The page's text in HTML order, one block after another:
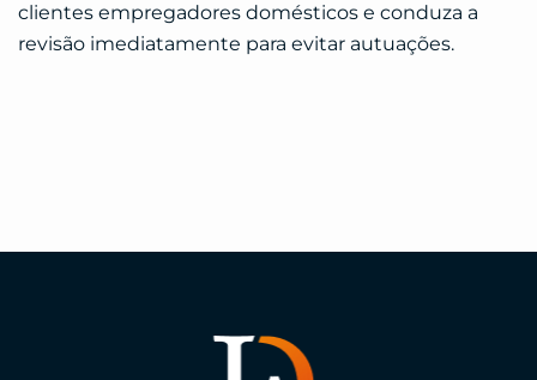
clientes empregadores domésticos e conduza a
revisão imediatamente para evitar autuações.